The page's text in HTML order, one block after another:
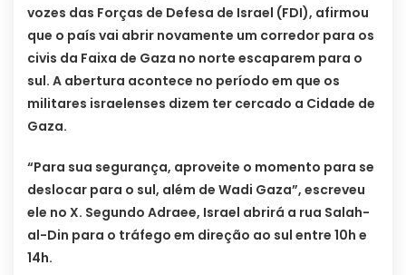
vozes das Forças de Defesa de Israel (FDI), afirmou
que o país vai abrir novamente um corredor para os
civis da Faixa de Gaza no norte escaparem para o
sul. A abertura acontece no período em que os
militares israelenses dizem ter cercado a Cidade de
Gaza.
“Para sua segurança, aproveite o momento para se
deslocar para o sul, além de Wadi Gaza”, escreveu
ele no X. Segundo Adraee, Israel abrirá a rua Salah-
al-Din para o tráfego em direção ao sul entre 10h e
14h.